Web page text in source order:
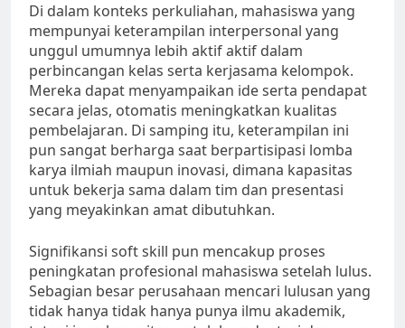
Di dalam konteks perkuliahan, mahasiswa yang
mempunyai keterampilan interpersonal yang
unggul umumnya lebih aktif aktif dalam
perbincangan kelas serta kerjasama kelompok.
Mereka dapat menyampaikan ide serta pendapat
secara jelas, otomatis meningkatkan kualitas
pembelajaran. Di samping itu, keterampilan ini
pun sangat berharga saat berpartisipasi lomba
karya ilmiah maupun inovasi, dimana kapasitas
untuk bekerja sama dalam tim dan presentasi
yang meyakinkan amat dibutuhkan.
Signifikansi soft skill pun mencakup proses
peningkatan profesional mahasiswa setelah lulus.
Sebagian besar perusahaan mencari lulusan yang
tidak hanya tidak hanya punya ilmu akademik,